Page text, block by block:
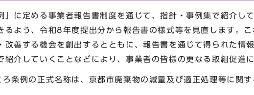
に定める事業者報告書制度を通じて、指針・事例集で紹介し
るよう、令和8年度提出分から報告書の様式等を見直します。
改善する機会を創出するとともに、報告書を通じて得られた情
紹介していくことなどにより、事業者の皆様の更なる取組促進
ろ条例の正式名称は、京都市廃棄物の減量及び適正処理等に関す